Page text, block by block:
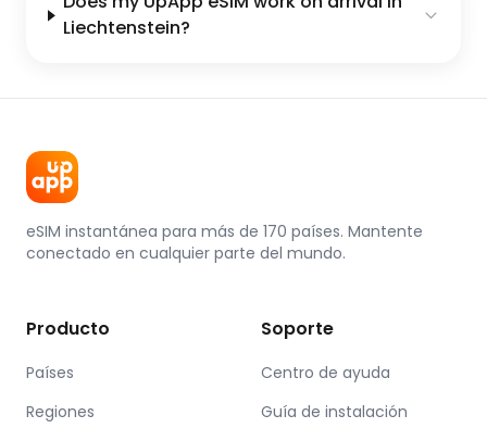
Liechtenstein?
eSIM instantánea para más de 170 países. Mantente
conectado en cualquier parte del mundo.
Producto
Países
Regiones
Soporte
Centro de ayuda
Guía de instalación